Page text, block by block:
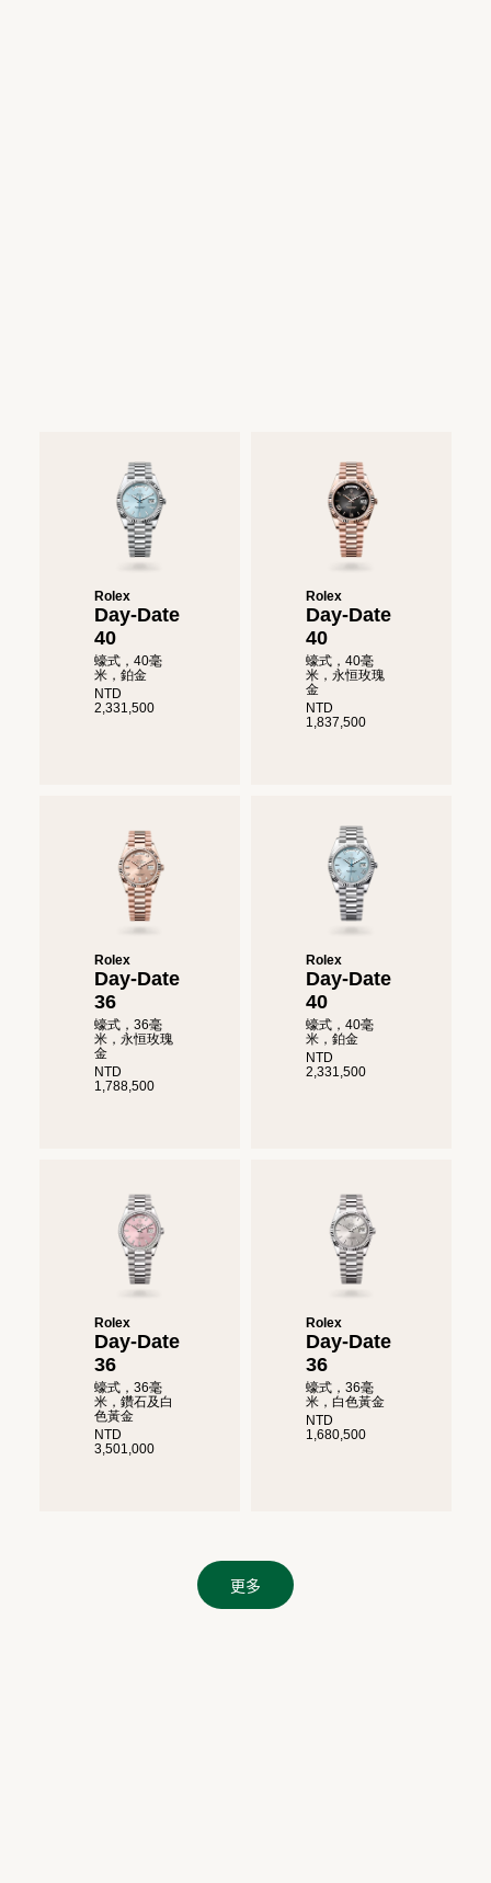
Rolex
Day-Date
40
蠔式，40毫
米，鉑金
NTD
2,331,500
Rolex
Day-Date
40
蠔式，40毫
米，永恒玫瑰
金
NTD
1,837,500
Rolex
Day-Date
36
蠔式，36毫
米，永恒玫瑰
金
NTD
1,788,500
Rolex
Day-Date
40
蠔式，40毫
米，鉑金
NTD
2,331,500
Rolex
Day-Date
36
蠔式，36毫
米，鑽石及白
色黃金
NTD
3,501,000
Rolex
Day-Date
36
蠔式，36毫
米，白色黃金
NTD
1,680,500
更多